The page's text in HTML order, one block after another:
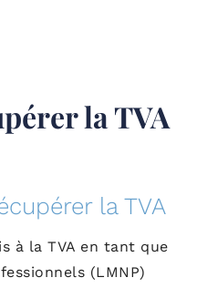
la TVA
la TVA
à la TVA en tant que
(LMNP)